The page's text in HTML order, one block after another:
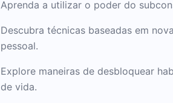
Aprenda a utilizar o poder do
Descubra técnicas baseadas em
pessoal.
Explore maneiras de desbloquear
de vida.